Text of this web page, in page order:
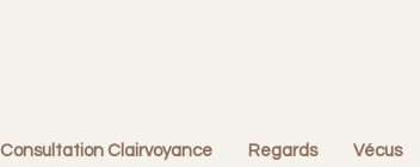
Consultation Clairvoyance Regards Vécus